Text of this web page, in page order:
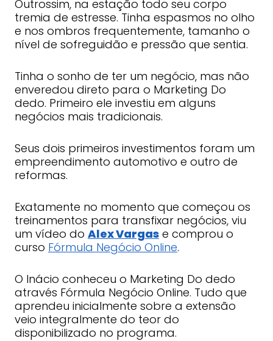
Outrossim, na estação todo seu corpo
tremia de estresse. Tinha espasmos no olho
e nos ombros frequentemente, tamanho o
nível de sofreguidão e pressão que sentia.
Tinha o sonho de ter um negócio, mas não
enveredou direto para o Marketing Do
dedo. Primeiro ele investiu em alguns
negócios mais tradicionais.
Seus dois primeiros investimentos foram um
empreendimento automotivo e outro de
reformas.
Exatamente no momento que começou os
treinamentos para transfixar negócios, viu
um vídeo do Alex Vargase comprou o
curso Fórmula Negócio Online.
O Inácio conheceu o Marketing Do dedo
através Fórmula Negócio Online. Tudo que
aprendeu inicialmente sobre a extensão
veio integralmente do teor do
disponibilizado no programa.